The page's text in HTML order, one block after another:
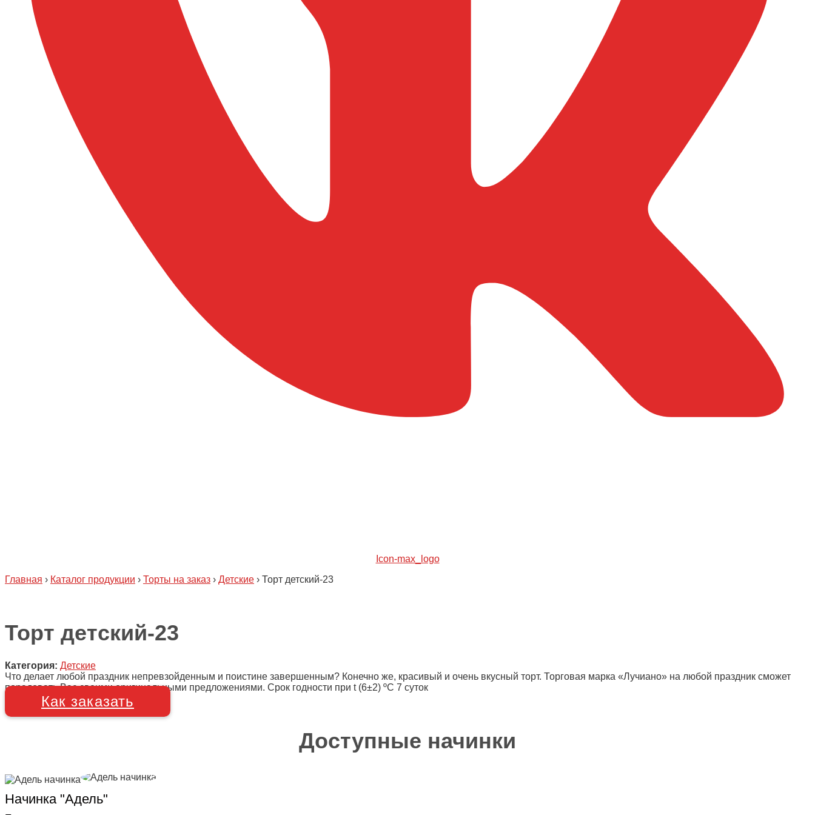
Icon-max_logo
Главная › Каталог продукции › Торты на заказ › Детские › Торт детский-23
Торт детский-23
Категория: Детские
Что делает любой праздник непревзойденным и поистине завершенным? Конечно же, красивый и очень вкусный торт. Торговая марка «Лучиано» на любой праздник сможет
порадовать Вас своими оригинальными предложениями. Срок годности при t (6±2) ºC 7 суток
Как заказать
Доступные начинки
Начинка "Адель"